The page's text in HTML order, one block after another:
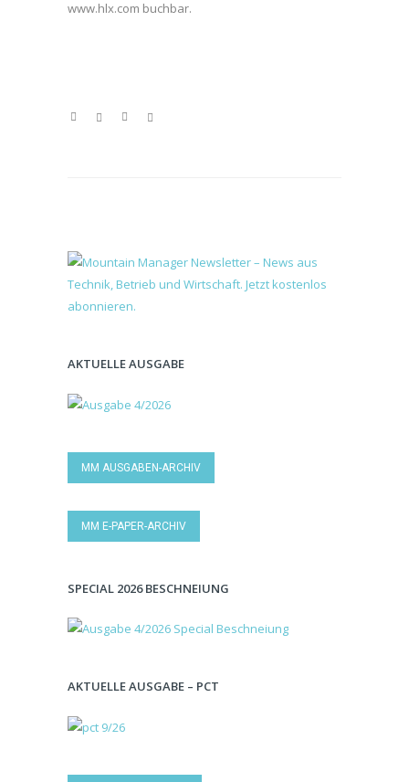
www.hlx.com buchbar.
AKTUELLE AUSGABE
MM AUSGABEN-ARCHIV
MM E-PAPER-ARCHIV
SPECIAL 2026 BESCHNEIUNG
AKTUELLE AUSGABE – PCT